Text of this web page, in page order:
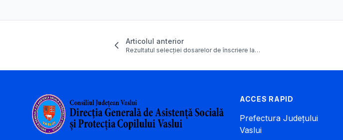
Articolul anterior
Rezultatul selecției dosarelor de înscriere la…
ACCES RAPID
Prefectura Județului
Vaslui